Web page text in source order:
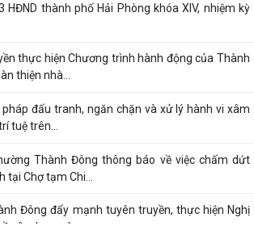
HĐND thành phố Hải Phòng khóa XIV, nhiệm kỳ
thực hiện Chương trình hành động của Thành
thiện nhà...
đấu tranh, ngăn chặn và xử lý hành vi xâm
tuệ trên...
Thành Đông thông báo về việc chấm dứt
Chợ tạm Chi...
Đông đẩy mạnh tuyên truyền, thực hiện Nghị
xây dựng và...